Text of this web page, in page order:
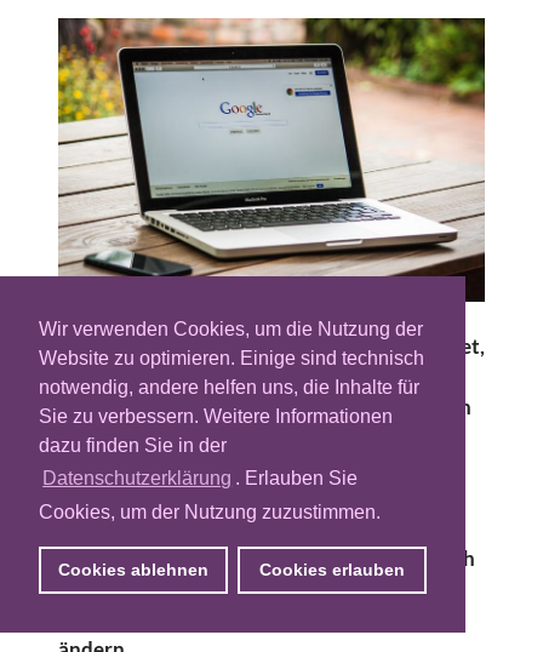
Wir verwenden Cookies, um die Nutzung der
Website zu optimieren. Einige sind technisch
notwendig, andere helfen uns, die Inhalte für
Sie zu verbessern. Weitere Informationen
dazu finden Sie in der
Datenschutzerklärung . Erlauben Sie
Cookies, um der Nutzung zuzustimmen.
Cookies ablehnen Cookies erlauben
Ende des vergangenen Jahres stellte Les Binet,
der wohl weltweit angesehenste Experte im
Bereich der Werbeeffektivität, der breiteren
Öffentlichkeit eine ganz besondere Metrik
vor: Share of Search. Eine lebhafte Debatte
entbrannte in englischsprachigen
Fachblättern, denn diese Metrik ist ebenso
mächtig wie einfach zu berechnen. Ganz nach
Deutschland durchgedrungen ist sie